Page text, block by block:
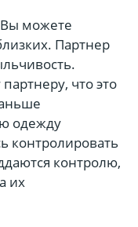
Вы можете
Партнер
что это
одежду
контролировать
контролю,
их